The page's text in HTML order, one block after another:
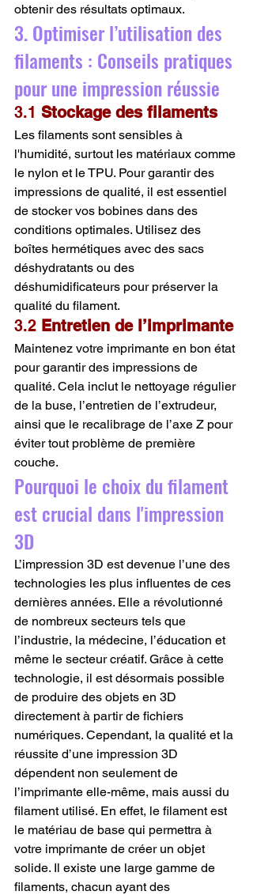
obtenir des résultats optimaux.
3. Optimiser l’utilisation des
filaments : Conseils pratiques
pour une impression réussie
3.1 Stockage des filaments
Les filaments sont sensibles à
l'humidité, surtout les matériaux comme
le nylon et le TPU. Pour garantir des
impressions de qualité, il est essentiel
de stocker vos bobines dans des
conditions optimales. Utilisez des
boîtes hermétiques avec des sacs
déshydratants ou des
déshumidificateurs pour préserver la
qualité du filament.
3.2 Entretien de l’imprimante
Maintenez votre imprimante en bon état
pour garantir des impressions de
qualité. Cela inclut le nettoyage régulier
de la buse, l’entretien de l’extrudeur,
ainsi que le recalibrage de l’axe Z pour
éviter tout problème de première
couche.
Pourquoi le choix du filament
est crucial dans l'impression
3D
L’impression 3D est devenue l’une des
technologies les plus influentes de ces
dernières années. Elle a révolutionné
de nombreux secteurs tels que
l’industrie, la médecine, l’éducation et
même le secteur créatif. Grâce à cette
technologie, il est désormais possible
de produire des objets en 3D
directement à partir de fichiers
numériques. Cependant, la qualité et la
réussite d’une impression 3D
dépendent non seulement de
l’imprimante elle-même, mais aussi du
filament utilisé. En effet, le filament est
le matériau de base qui permettra à
votre imprimante de créer un objet
solide. Il existe une large gamme de
filaments, chacun ayant des